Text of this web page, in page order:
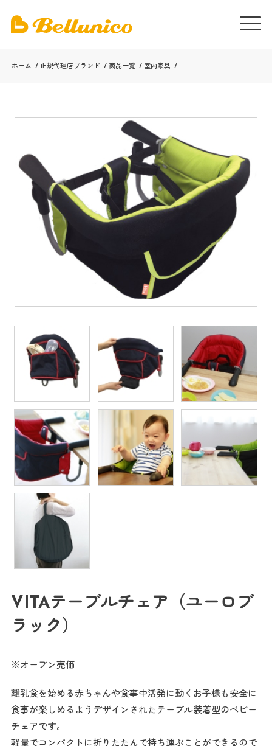
ホーム / 正規代理店ブランド / 商品一覧 / 室内家具 /
VITAテーブルチェア（ユーロブ
ラック）
※オープン売価
離乳食を始める赤ちゃんや食事中活発に動くお子様も安全に
食事が楽しめるようデザインされたテーブル装着型のベビー
チェアです。
軽量でコンパクトに折りたたんで持ち運ぶことができるので